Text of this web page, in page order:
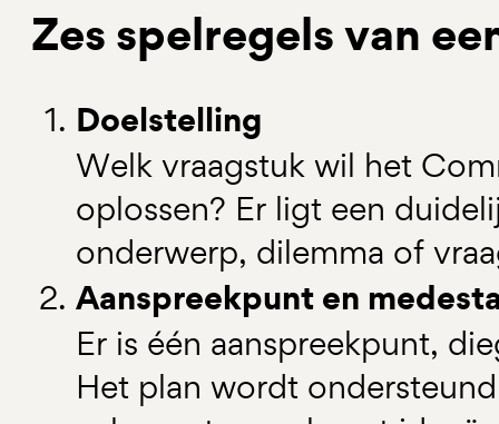
Zes spelregels van
Doelstelling
Welk vraagstuk wil het
oplossen? Er ligt een
onderwerp, dilemma of
Aanspreekpunt en
Er is één aanspreekpunt,
Het plan wordt